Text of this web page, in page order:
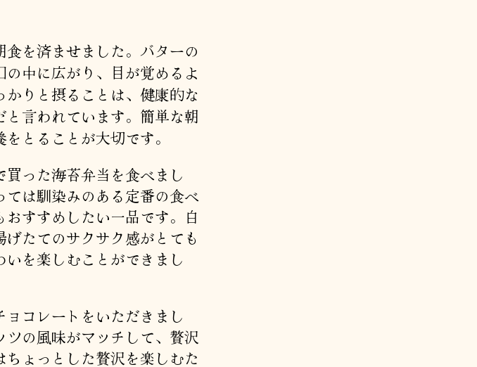
を済ませました。バターの
中に広がり、目が覚めるよ
りと摂ることは、健康的な
言われています。簡単な朝
とることが大切です。
った海苔弁当を食べまし
は馴染みのある定番の食べ
すすめしたい一品です。白
たてのサクサク感がとても
を楽しむことができまし
コレートをいただきまし
の風味がマッチして、贅沢
ょっとした贅沢を楽しむた